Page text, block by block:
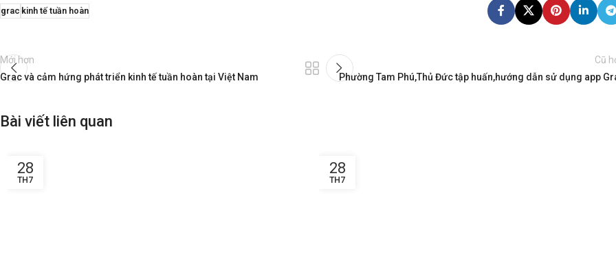
grac kinh tế tuần hoàn
Mới hơn
Grac và cảm hứng phát triển kinh tế tuần hoàn tại Việt Nam
Cũ
Phường Tam Phú,Thủ Đức tập huấn,hướng dẫn sử dụng app
Bài viết liên quan
28
TH7
28
TH7